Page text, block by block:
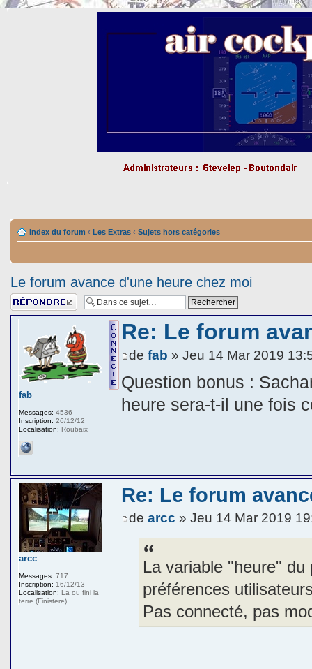
Index du forum ‹ Les Extras ‹ Sujets hors catégories
Le forum avance d'une heure chez moi
Répondre
Re: Le forum
defab » Jeu 14 Mar 2019
Question bonus :
heure sera-t-il une fois
fab
Messages: 4536
Inscription: 26/12/12
Localisation: Roubaix
Re: Le forum
dearcc » Jeu 14 Mar 2019
La variable "heure"
préférences
Pas connecté, pas
arcc
Messages: 717
Inscription: 16/12/13
Localisation: La ou fini la
terre (Finistere)